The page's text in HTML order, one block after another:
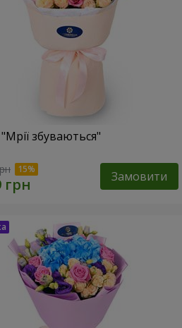
збуваються"
Замовити